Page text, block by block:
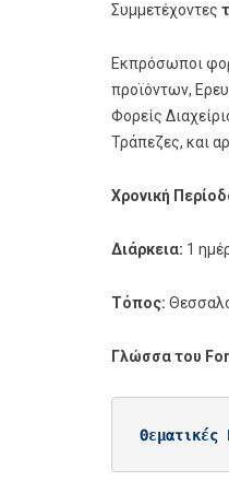
Συμμετέχοντες
Εκπρόσωποι
προϊόντων,
Φορείς
Τράπεζες, και
Χρονική
Διάρκεια: 1
Τόπος:
Γλώσσα του
Θεματικές